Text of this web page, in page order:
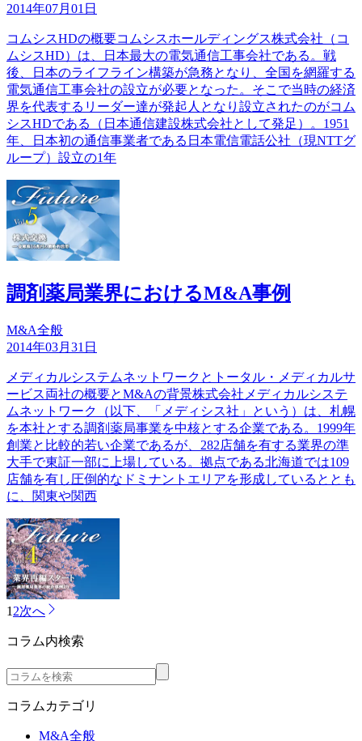
2014年07月01日
コムシスHDの概要コムシスホールディングス株式会社（コ
ムシスHD）は、日本最大の電気通信工事会社である。戦
後、日本のライフライン構築が急務となり、全国を網羅する
電気通信工事会社の設立が必要となった。そこで当時の経済
界を代表するリーダー達が発起人となり設立されたのがコム
シスHDである（日本通信建設株式会社として発足）。1951
年、日本初の通信事業者である日本電信電話公社（現NTTグ
ループ）設立の1年
調剤薬局業界におけるM&A事例
M&A全般
2014年03月31日
メディカルシステムネットワークとトータル・メディカルサ
ービス両社の概要とM&Aの背景株式会社メディカルシステ
ムネットワーク（以下、「メディシス社」という）は、札幌
を本社とする調剤薬局事業を中核とする企業である。1999年
創業と比較的若い企業であるが、282店舗を有する業界の準
大手で東証一部に上場している。拠点である北海道では109
店舗を有し圧倒的なドミナントエリアを形成しているととも
に、関東や関西
1 2次へ
コラム内検索
コラムカテゴリ
M&A全般